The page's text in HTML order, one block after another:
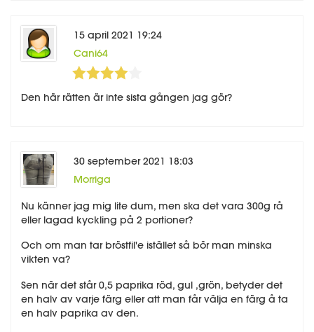
15 april 2021 19:24
Cani64
Den här rätten är inte sista gången jag gör?
30 september 2021 18:03
Morriga
Nu känner jag mig lite dum, men ska det vara 300g rå
eller lagad kyckling på 2 portioner?
Och om man tar bröstfil'e istället så bör man minska
vikten va?
Sen när det står 0,5 paprika röd, gul ,grön, betyder det
en halv av varje färg eller att man får välja en färg å ta
en halv paprika av den.